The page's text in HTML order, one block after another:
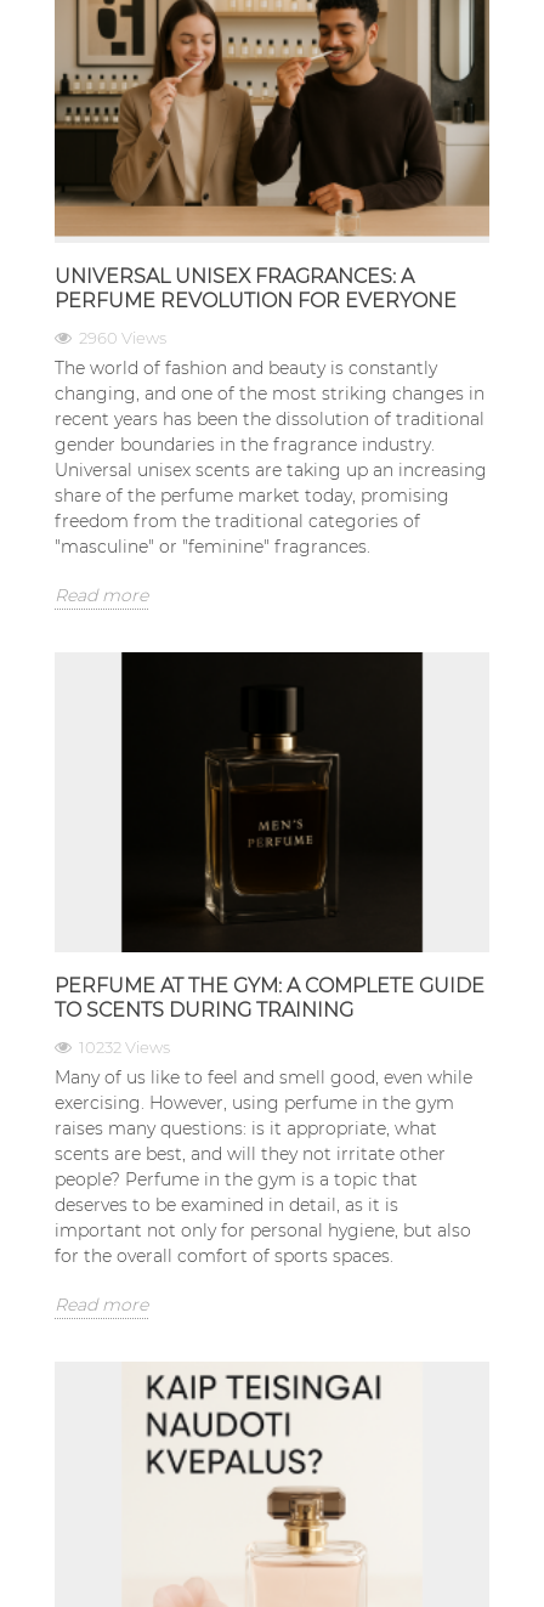
UNIVERSAL UNISEX FRAGRANCES: A
PERFUME REVOLUTION FOR EVERYONE
2960 Views
The world of fashion and beauty is constantly
changing, and one of the most striking changes in
recent years has been the dissolution of traditional
gender boundaries in the fragrance industry.
Universal unisex scents are taking up an increasing
share of the perfume market today, promising
freedom from the traditional categories of
"masculine" or "feminine" fragrances.
Read more
PERFUME AT THE GYM: A COMPLETE GUIDE
TO SCENTS DURING TRAINING
10232 Views
Many of us like to feel and smell good, even while
exercising. However, using perfume in the gym
raises many questions: is it appropriate, what
scents are best, and will they not irritate other
people? Perfume in the gym is a topic that
deserves to be examined in detail, as it is
important not only for personal hygiene, but also
for the overall comfort of sports spaces.
Read more